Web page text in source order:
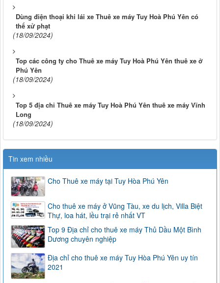
Dùng điện thoại khi lái xe Thuê xe máy Tuy Hoà Phú Yên có
thể xử phạt
(18/09/2024)
Top các công ty cho Thuê xe máy Tuy Hoà Phú Yên thuê xe ở
Phú Yên
(18/09/2024)
Top 5 địa chỉ Thuê xe máy Tuy Hoà Phú Yên thuê xe máy Vĩnh
Long
(18/09/2024)
Tin xem nhiều
Cho Thuê xe máy tại Tuy Hòa Phú Yên
Cho thuê xe máy ở Vũng Tàu, xe du lịch, Villa Biệt
Thự, loa hát, lều trại rẻ nhất VT
Top 9 Địa chỉ cho thuê xe máy Thủ Dầu Một Bình
Dương chuyên nghiệp
Địa chỉ cho thuê xe máy Tuy Hòa Phú Yên uy tín
2021